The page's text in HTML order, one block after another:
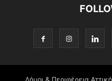
Δήμοι & Περιφέρεια